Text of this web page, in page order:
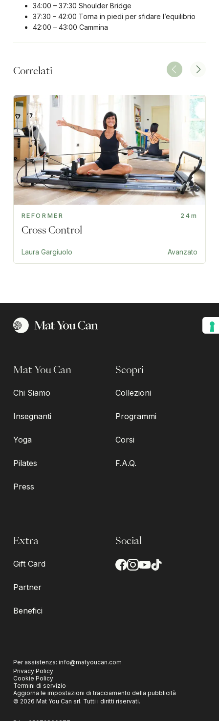
34:00 – 37:30 Shoulder Bridge
37:30 – 42:00 Torna in piedi per sfidare l’equilibrio
42:00 – 43:00 Cammina
Correlati
REFORMER 24m
Cross Control
Laura Gargiuolo Avanzato
Mat You Can
Chi Siamo
Insegnanti
Yoga
Pilates
Press
Scopri
Collezioni
Programmi
Corsi
F.A.Q.
Extra
Gift Card
Partner
Benefici
Social
Per assistenza: info@matyoucan.com
Privacy Policy
Cookie Policy
Termini di servizio
Aggiorna le impostazioni di tracciamento della pubblicità
© 2026 Mat You Can srl. Tutti i diritti riservati.